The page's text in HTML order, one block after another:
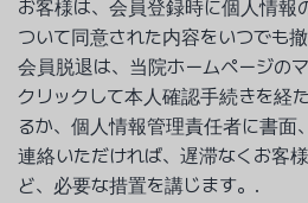
お客様は、会員登録時に個人情報
ついて同意された内容をいつでも
会員脱退は、当院ホームページのマ
クリックして本人確認手続きを経
るか、個人情報管理責任者に書面
連絡いただければ、遅滞なくお客
ど、必要な措置を講じます。.